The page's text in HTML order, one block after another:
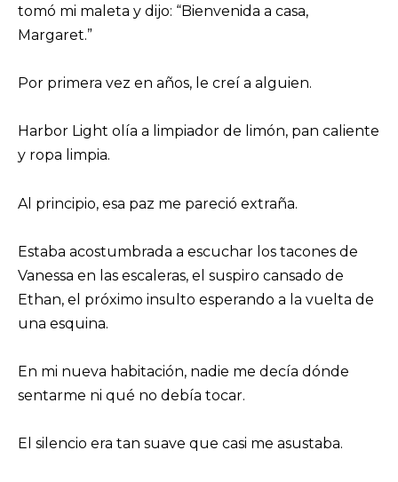
tomó mi maleta y dijo: “Bienvenida a casa,
Margaret.”
Por primera vez en años, le creí a alguien.
Harbor Light olía a limpiador de limón, pan caliente
y ropa limpia.
Al principio, esa paz me pareció extraña.
Estaba acostumbrada a escuchar los tacones de
Vanessa en las escaleras, el suspiro cansado de
Ethan, el próximo insulto esperando a la vuelta de
una esquina.
En mi nueva habitación, nadie me decía dónde
sentarme ni qué no debía tocar.
El silencio era tan suave que casi me asustaba.